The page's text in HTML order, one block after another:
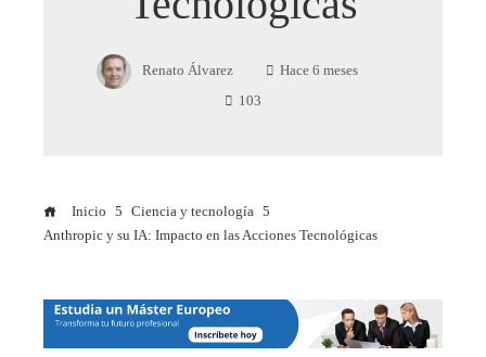
Renato Álvarez Hace 6 meses
103
Inicio
Ciencia y tecnología
Anthropic y su IA: Impacto en las Acciones Tecnológicas